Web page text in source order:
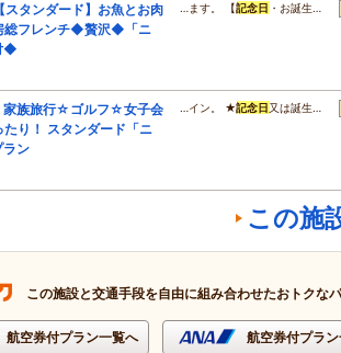
タンダード】お魚とお肉
総フレンチ◆贅沢◆「ニ
◆
…ます。 【記念日 ・お誕生…
家族旅行☆ゴルフ☆女子会
り！ スタンダード「ニ
ラン
…イン。 ★記念日 又は誕生…
この施
この施設と交通手段を自由に組み合わせたおトクな
航空券付プラン一覧へ 航空券付プラ